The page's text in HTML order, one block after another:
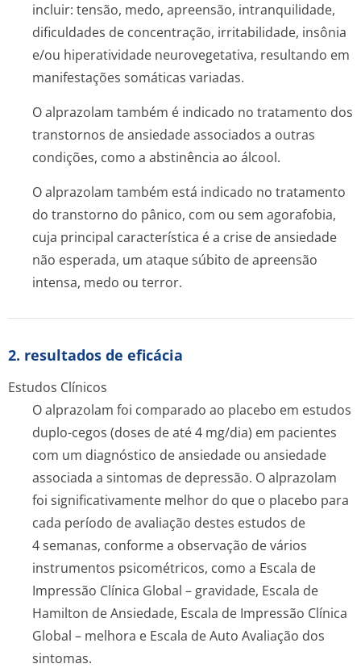
incluir: tensão, medo, apreensão, intranquilidade,
dificuldades de concentração, irritabilidade, insônia
e/ou hiperatividade neurovegetativa, resultando em
manifestações somáticas variadas.
O alprazolam também é indicado no tratamento dos
transtornos de ansiedade associados a outras
condições, como a abstinência ao álcool.
O alprazolam também está indicado no tratamento
do transtorno do pânico, com ou sem agorafobia,
cuja principal característica é a crise de ansiedade
não esperada, um ataque súbito de apreensão
intensa, medo ou terror.
2. resultados de eficácia
Estudos Clínicos
O alprazolam foi comparado ao placebo em estudos
duplo-cegos (doses de até 4 mg/dia) em pacientes
com um diagnóstico de ansiedade ou ansiedade
associada a sintomas de depressão. O alprazolam
foi significativamente melhor do que o placebo para
cada período de avaliação destes estudos de
4 semanas, conforme a observação de vários
instrumentos psicométricos, como a Escala de
Impressão Clínica Global – gravidade, Escala de
Hamilton de Ansiedade, Escala de Impressão Clínica
Global – melhora e Escala de Auto Avaliação dos
sintomas.